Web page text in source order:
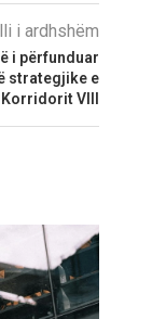
i ardhshëm
i përfunduar
strategjike e
Korridorit VIII